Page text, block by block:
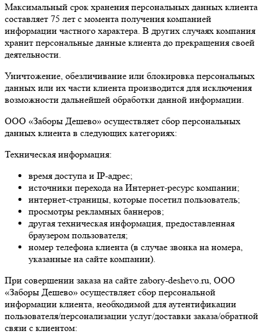
Максимальный срок хранения персональных данных клиента
составляет 75 лет с момента получения компанией
информации частного характера. В других случаях компания
хранит персональные данные клиента до прекращения своей
деятельности.
Уничтожение, обезличивание или блокировка персональных
данных или их части клиента производится для исключения
возможности дальнейшей обработки данной информации.
ООО «Заборы Дешево» осуществляет сбор персональных
данных клиента в следующих категориях:
Техническая информация:
время доступа и IP-адрес;
источники перехода на Интернет-ресурс компании;
интернет-страницы, которые посетил пользователь;
просмотры рекламных баннеров;
другая техническая информация, предоставленная
браузером пользователя;
номер телефона клиента (в случае звонка на номера,
указанные на сайте компании).
При совершении заказа на сайте zabory-deshevo.ru, ООО
«Заборы Дешево» осуществляет сбор персональной
информации клиента, необходимой для аутентификации
пользователя/персонализации услуг/доставки заказа/обратной
связи с клиентом: